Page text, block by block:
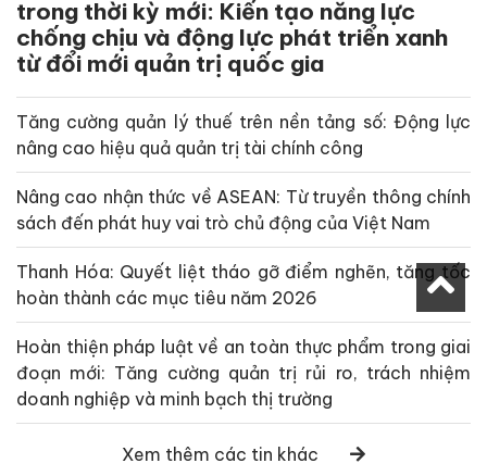
trong thời kỳ mới: Kiến tạo năng lực
chống chịu và động lực phát triển xanh
từ đổi mới quản trị quốc gia
Tăng cường quản lý thuế trên nền tảng số: Động lực
nâng cao hiệu quả quản trị tài chính công
Nâng cao nhận thức về ASEAN: Từ truyền thông chính
sách đến phát huy vai trò chủ động của Việt Nam
Thanh Hóa: Quyết liệt tháo gỡ điểm nghẽn, tăng tốc
hoàn thành các mục tiêu năm 2026
Hoàn thiện pháp luật về an toàn thực phẩm trong giai
đoạn mới: Tăng cường quản trị rủi ro, trách nhiệm
doanh nghiệp và minh bạch thị trường
Xem thêm các tin khác